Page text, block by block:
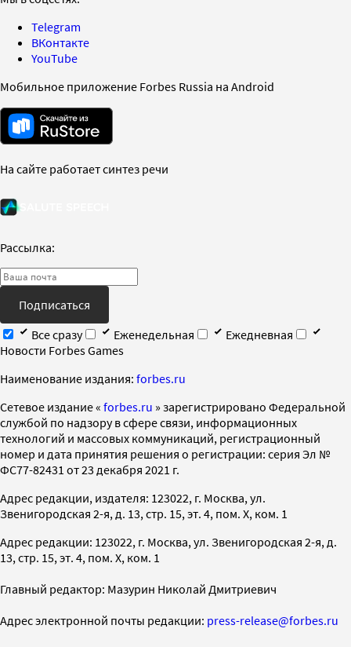
Telegram
ВКонтакте
YouTube
Мобильное приложение Forbes Russia на Android
На сайте работает синтез речи
Рассылка:
Подписаться
Все сразу
Еженедельная
Ежедневная
Новости Forbes Games
Наименование издания: forbes.ru
Cетевое издание « forbes.ru » зарегистрировано Федеральной
службой по надзору в сфере связи, информационных
технологий и массовых коммуникаций, регистрационный
номер и дата принятия решения о регистрации: серия Эл №
ФС77-82431 от 23 декабря 2021 г.
Адрес редакции, издателя: 123022, г. Москва, ул.
Звенигородская 2-я, д. 13, стр. 15, эт. 4, пом. X, ком. 1
Адрес редакции: 123022, г. Москва, ул. Звенигородская 2-я, д.
13, стр. 15, эт. 4, пом. X, ком. 1
Главный редактор: Мазурин Николай Дмитриевич
Адрес электронной почты редакции: press-release@forbes.ru